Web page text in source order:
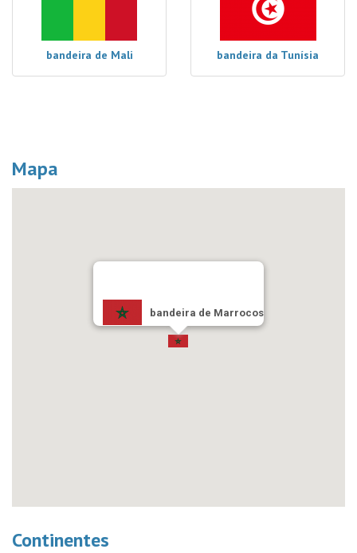
bandeira de Mali bandeira da Tunísia
Mapa
bandeira de Marrocos
Continentes